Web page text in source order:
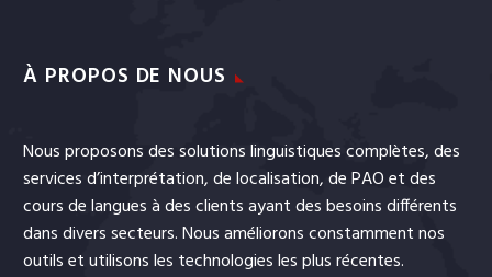
À PROPOS DE NOUS
Nous proposons des solutions linguistiques complètes, des
servicesd’interprétation, delocalisation, dePAOetdes
cours de languesà des clients ayant des besoins différents
dans divers secteurs. Nous améliorons constamment nos
outils et utilisons les technologies les plus récentes.